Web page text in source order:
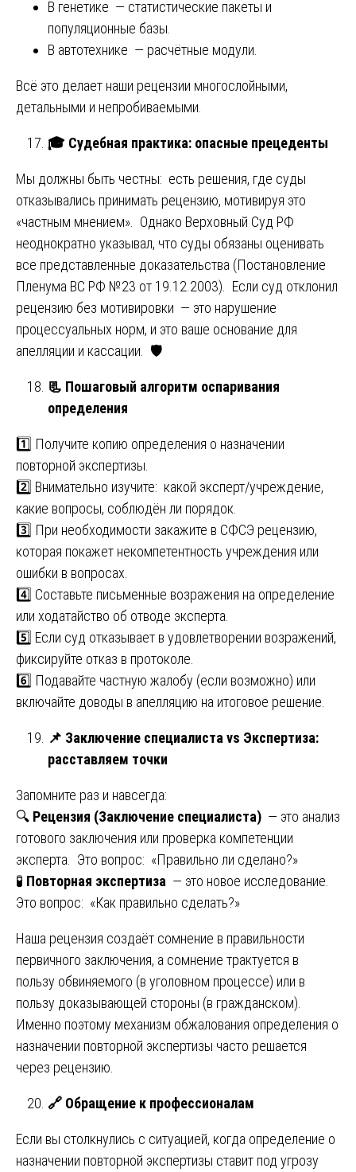
В генетике — статистические пакеты и
популяционные базы.
В автотехнике — расчётные модули.
Всё это делает наши рецензии многослойными,
детальными и непробиваемыми.
🎓 Судебная практика: опасные прецеденты
Мы должны быть честны: есть решения, где суды
отказывались принимать рецензию, мотивируя это
«частным мнением». Однако Верховный Суд РФ
неоднократно указывал, что суды обязаны оценивать
все представленные доказательства (Постановление
Пленума ВС РФ №23 от 19.12.2003). Если суд отклонил
рецензию без мотивировки — это нарушение
процессуальных норм, и это ваше основание для
апелляции и кассации. 🛡️
📃 Пошаговый алгоритм оспаривания
определения
1️⃣ Получите копию определения о назначении
повторной экспертизы.
2️⃣ Внимательно изучите: какой эксперт/учреждение,
какие вопросы, соблюдён ли порядок.
3️⃣ При необходимости закажите в СФСЭ рецензию,
которая покажет некомпетентность учреждения или
ошибки в вопросах.
4️⃣ Составьте письменные возражения на определение
или ходатайство об отводе эксперта.
5️⃣ Если суд отказывает в удовлетворении возражений,
фиксируйте отказ в протоколе.
6️⃣ Подавайте частную жалобу (если возможно) или
включайте доводы в апелляцию на итоговое решение.
📌 Заключение специалиста vs Экспертиза:
расставляем точки
Запомните раз и навсегда:
🔍 Рецензия (Заключение специалиста) — это анализ
готового заключения или проверка компетенции
эксперта. Это вопрос: «Правильно ли сделано?»
🧪 Повторная экспертиза — это новое исследование.
Это вопрос: «Как правильно сделать?»
Наша рецензия создаёт сомнение в правильности
первичного заключения, а сомнение трактуется в
пользу обвиняемого (в уголовном процессе) или в
пользу доказывающей стороны (в гражданском).
Именно поэтому механизм обжалования определения о
назначении повторной экспертизы часто решается
через рецензию.
🔗 Обращение к профессионалам
Если вы столкнулись с ситуацией, когда определение о
назначении повторной экспертизы ставит под угрозу